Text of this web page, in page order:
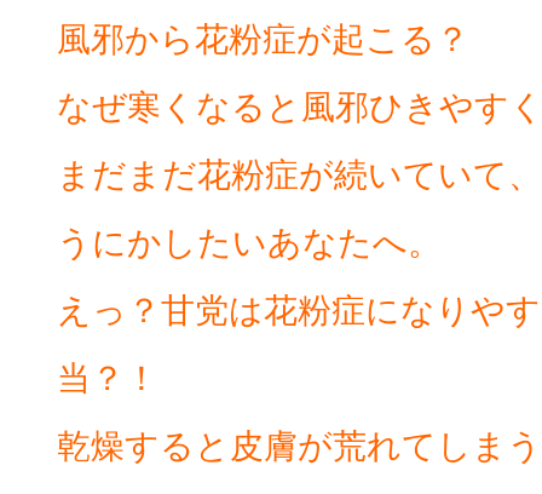
風邪から花粉症が起こる？
なぜ寒くなると風邪ひきやす
まだまだ花粉症が続いていて
うにかしたいあなたへ。
えっ？甘党は花粉症になりや
当？！
乾燥すると皮膚が荒れてしま